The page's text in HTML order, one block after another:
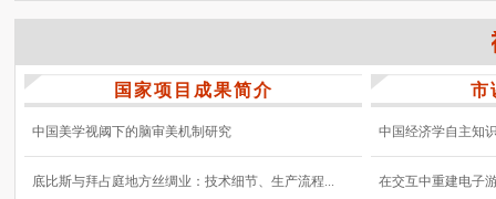
国家项目成果简介
中国美学视阈下的脑审美机制研究
底比斯与拜占庭地方丝绸业：技术细节、生产流程...
市
中国经济学自主知
在交互中重建电子